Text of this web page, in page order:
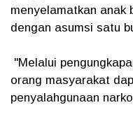
menyelamatkan anak
dengan asumsi satu
"Melalui
orang masyarakat
penyalahgunaan